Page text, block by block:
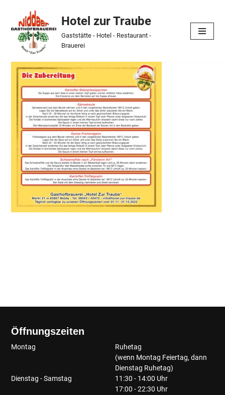
Skip
content
Hotel zur Traube
Gaststätte - Hotel - Restaurant -
Brauerei
Öffnungszeiten
Montag
Ruhetag
(wenn Montag Feiertag, dann
Dienstag Ruhetag)
Dienstag - Samstag
11:30 - 14:00 Uhr
17:00 - 22:30 Uhr